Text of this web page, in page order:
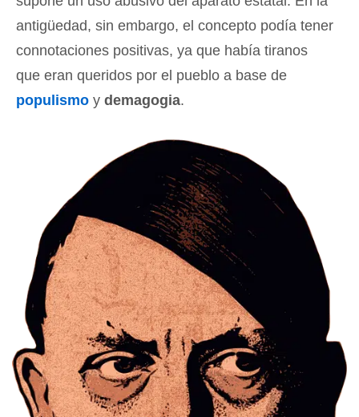
antigüedad, sin embargo, el concepto podía tener
connotaciones positivas, ya que había tiranos
que eran queridos por el pueblo a base de
populismo y demagogia.